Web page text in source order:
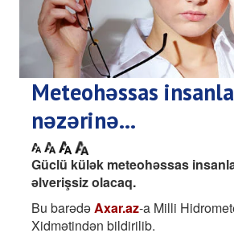
Meteohəssas
nəzərinə...
Güclü külək meteohəssas
əlverişsiz olacaq.
Bu barədəAxar.az-a Milli
Xidmətindən bildirilib.